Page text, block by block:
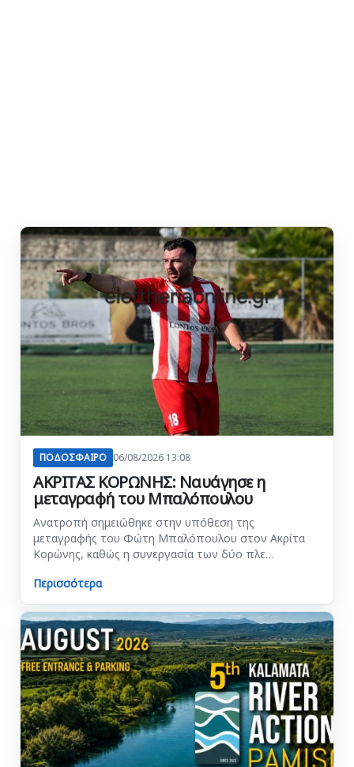
ΠΟΔΟΣΦΑΙΡΟ 06/08/2026 13:08
ΑΚΡΙΤΑΣ ΚΟΡΩΝΗΣ: Ναυάγησε η
μεταγραφή του Μπαλόπουλου
Ανατροπή σημειώθηκε στην υπόθεση της
μεταγραφής του Φώτη Μπαλόπουλου στον Ακρίτα
Κορώνης, καθώς η συνεργασία των δύο πλε…
Περισσότερα